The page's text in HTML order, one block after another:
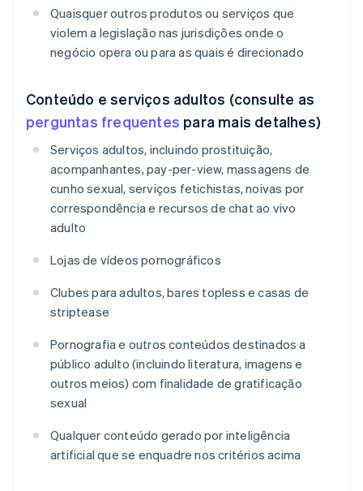
Quaisquer outros produtos ou serviços que
violem a legislação nas jurisdições onde o
negócio opera ou para as quais é direcionado
Conteúdo e serviços adultos (consulte as
perguntas frequentes para mais detalhes)
Serviços adultos, incluindo prostituição,
acompanhantes, pay-per-view, massagens de
cunho sexual, serviços fetichistas, noivas por
correspondência e recursos de chat ao vivo
adulto
Lojas de vídeos pornográficos
Clubes para adultos, bares topless e casas de
striptease
Pornografia e outros conteúdos destinados a
público adulto (incluindo literatura, imagens e
outros meios) com finalidade de gratificação
sexual
Qualquer conteúdo gerado por inteligência
artificial que se enquadre nos critérios acima